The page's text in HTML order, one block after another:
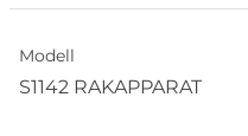
Modell
S1142 RAKAPPARAT